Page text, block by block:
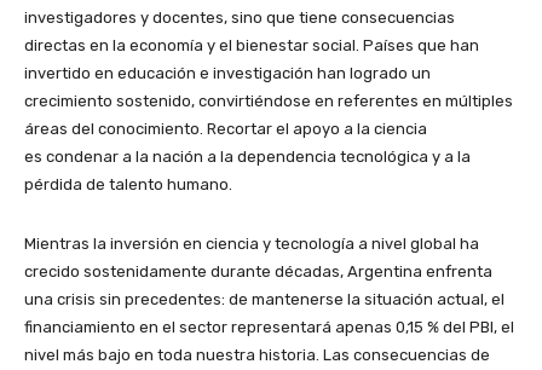
investigadores y docentes, sino que tiene consecuencias
directas en la economía y el bienestar social. Países que han
invertido en educación e investigación han logrado un
crecimiento sostenido, convirtiéndose en referentes en múltiples
áreas del conocimiento. Recortar el apoyo a la ciencia
es condenar a la nación a la dependencia tecnológica y a la
pérdida de talento humano.
Mientras la inversión en ciencia y tecnología a nivel global ha
crecido sostenidamente durante décadas, Argentina enfrenta
una crisis sin precedentes: de mantenerse la situación actual, el
financiamiento en el sector representará apenas 0,15 % del PBI, el
nivel más bajo en toda nuestra historia. Las consecuencias de